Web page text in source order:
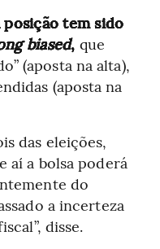
tem sido
biased, que
(aposta na alta),
(aposta na
das eleições,
aí a bolsa poderá
do
a incerteza
disse.